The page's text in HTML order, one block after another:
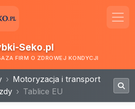
Seko.pl
FIRM O ZDROWEJ KONDYCJI
Motoryzacja i transport
Tablice EU